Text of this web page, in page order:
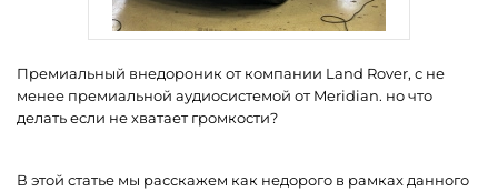
Премиальный внедороник от компании Land Rover, с не
менее премиальной аудиосистемой от Meridian. но что
делать если не хватает громкости?
В этой статье мы расскажем как недорого в рамках данного